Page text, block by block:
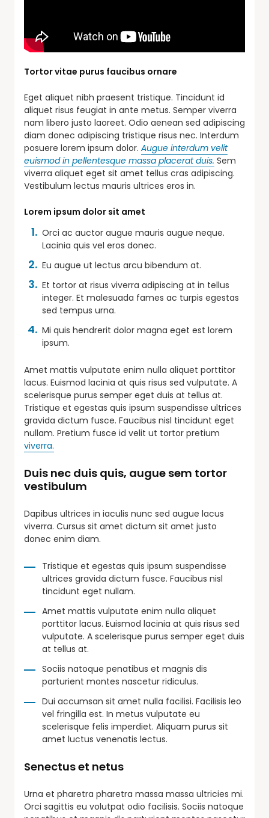
Tortor vitae purus faucibus ornare
Eget aliquet nibh praesent tristique. Tincidunt id
aliquet risus feugiat in ante metus. Semper viverra
nam libero justo laoreet. Odio aenean sed adipiscing
diam donec adipiscing tristique risus nec. Interdum
posuere lorem ipsum dolor. Augue interdum velit
euismod in pellentesque massa placerat duis. Sem
viverra aliquet eget sit amet tellus cras adipiscing.
Vestibulum lectus mauris ultrices eros in.
Lorem ipsum dolor sit amet
Orci ac auctor augue mauris augue neque.
Lacinia quis vel eros donec.
Eu augue ut lectus arcu bibendum at.
Et tortor at risus viverra adipiscing at in tellus
integer. Et malesuada fames ac turpis egestas
sed tempus urna.
Mi quis hendrerit dolor magna eget est lorem
ipsum.
Amet mattis vulputate enim nulla aliquet porttitor
lacus. Euismod lacinia at quis risus sed vulputate. A
scelerisque purus semper eget duis at tellus at.
Tristique et egestas quis ipsum suspendisse ultrices
gravida dictum fusce. Faucibus nisl tincidunt eget
nullam. Pretium fusce id velit ut tortor pretium
viverra.
Duis nec duis quis, augue sem tortor
vestibulum
Dapibus ultrices in iaculis nunc sed augue lacus
viverra. Cursus sit amet dictum sit amet justo
donec enim diam.
Tristique et egestas quis ipsum suspendisse
ultrices gravida dictum fusce. Faucibus nisl
tincidunt eget nullam.
Amet mattis vulputate enim nulla aliquet
porttitor lacus. Euismod lacinia at quis risus sed
vulputate. A scelerisque purus semper eget duis
at tellus at.
Sociis natoque penatibus et magnis dis
parturient montes nascetur ridiculus.
Dui accumsan sit amet nulla facilisi. Facilisis leo
vel fringilla est. In metus vulputate eu
scelerisque felis imperdiet. Aliquam purus sit
amet luctus venenatis lectus.
Senectus et netus
Urna et pharetra pharetra massa massa ultricies mi.
Orci sagittis eu volutpat odio facilisis. Sociis natoque